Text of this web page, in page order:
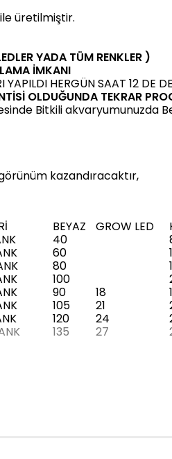
üretilmiştir.
YADA TÜM RENKLER )
İMKANI
HERGÜN SAAT 12 DE
OLDUĞUNDA TEKRAR
Bitkili akvaryumunuzda
kazandıracaktır,
BEYAZ GROW LED
40
60
80
100
90 18
105 21
120 24
135 27